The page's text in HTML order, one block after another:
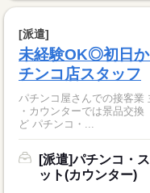
[派遣]
未経験OK◎初日
チンコ店スタッフ
パチンコ屋さんでの接客業
・カウンターでは景品交
ど パチンコ・...
[派遣]パチンコ・
ット(カウンター)